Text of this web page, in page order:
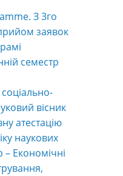
З 3го
заявок
семестр
вісник
атестацію
наукових
– Економічні